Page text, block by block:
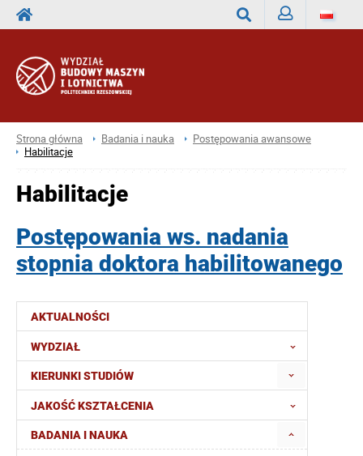
Strona główna Badania i nauka
Postępowania awansowe
Habilitacje
AKTUALNOŚCI
WYDZIAŁ
KIERUNKI STUDIÓW
JAKOŚĆ KSZTAŁCENIA
BADANIA I NAUKA
Habilitacje
Postępowania ws. nadania
stopnia doktora habilitowanego